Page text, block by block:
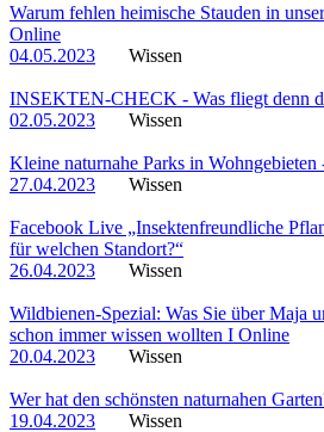
Warum fehlen heimische Stauden in
Online
04.05.2023
Wissen
INSEKTEN-CHECK - Was fliegt denn
02.05.2023
Wissen
Kleine naturnahe Parks in Wohngebieten
27.04.2023
Wissen
Facebook Live „Insektenfreundliche
für welchen Standort?“
26.04.2023
Wissen
Wildbienen-Spezial: Was Sie über Maja
schon immer wissen wollten I Online
20.04.2023
Wissen
Wer hat den schönsten naturnahen
19.04.2023
Wissen